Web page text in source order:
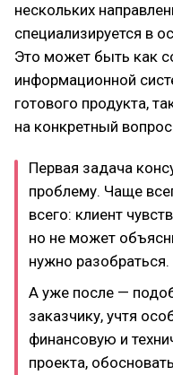
нескольких
специализируется в
Это может быть как
информационной
готового продукта,
на конкретный
Первая задача
проблему. Чаще
всего: клиент
но не может
нужно разобраться.
А уже после —
заказчику, учтя
финансовую и
проекта,